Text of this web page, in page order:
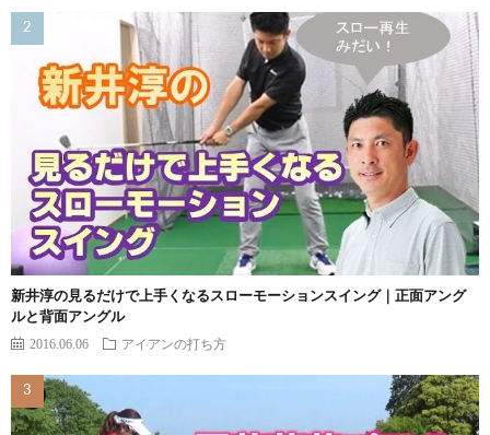
新井淳の見るだけで上手くなるスローモーションスイング｜正面アング
ルと背面アングル
2016.06.06 アイアンの打ち方